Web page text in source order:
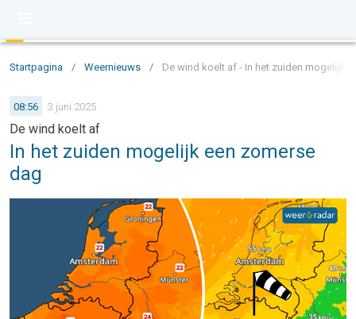
Startpagina / Weernieuws / De wind koelt af - In het zuiden mogelijk
08:56 3 juni 2025
De wind koelt af
In het zuiden mogelijk een zomerse
dag